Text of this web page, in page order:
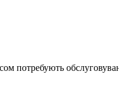
потребують